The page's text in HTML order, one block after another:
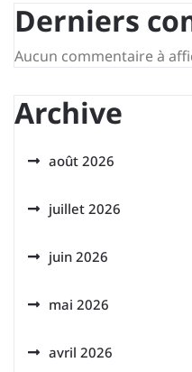
Derniers
Aucun commentaire à
Archive
août 2026
juillet 2026
juin 2026
mai 2026
avril 2026